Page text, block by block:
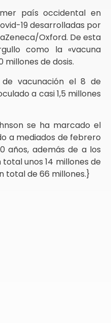
país occidental en
19 desarrolladas por
Oxford. De esta
como la «vacuna
millones de dosis.
vacunación el 8 de
a casi 1,5 millones
se ha marcado el
a mediados de febrero
años, además de a los
unos 14 millones de
total de 66 millones.}